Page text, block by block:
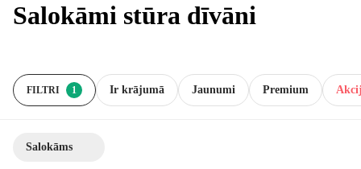
Salokāmi stūra dīvāni
FILTRI 1 Ir krājumā Jaunumi Premium
Salokāms